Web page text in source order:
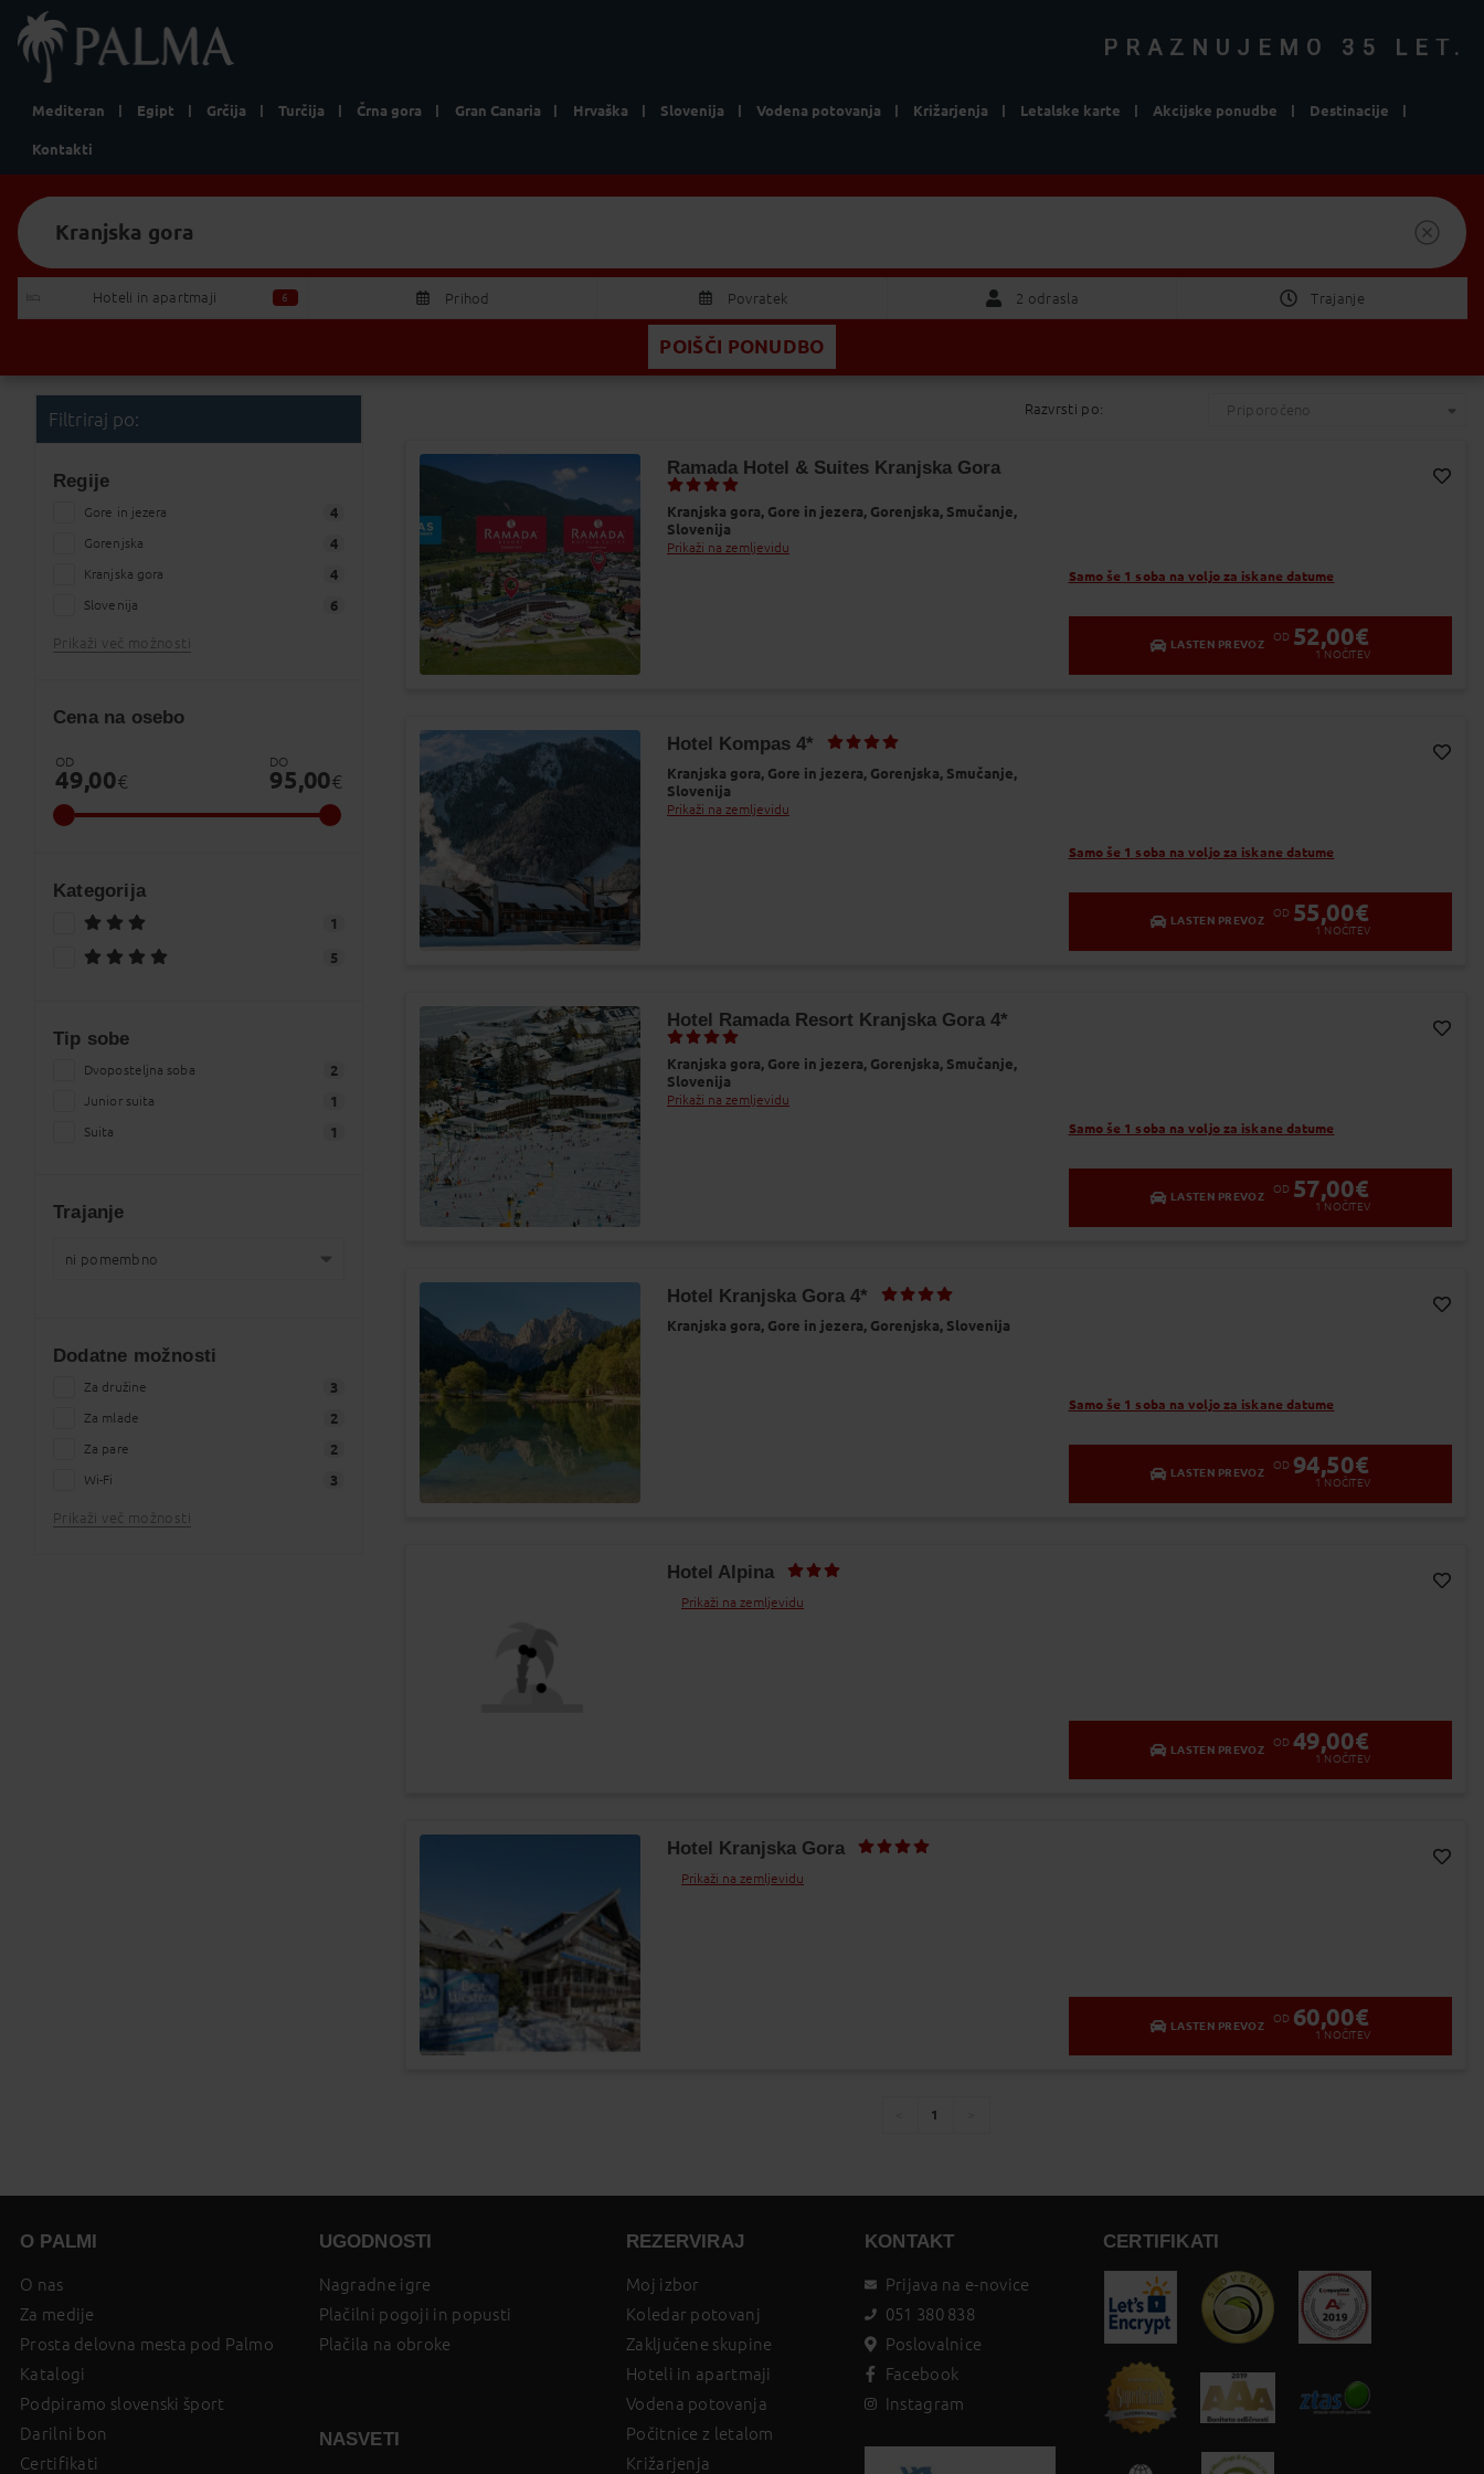
PRAZNUJEMO 35 LET.
Mediteran Egipt Grčija Turčija Črna gora Gran Canaria Hrvaška Slovenija Vodena potovanja Križarjenja Letalske karte Akcijske ponudbe Destinacije
Kontakti
Kranjska gora
Kranjska gora Hoteli in apartmaji Izberite Odhod/Povratek 2 Odrasla
Iščem:
Hoteli in apartmaji 6 Prihod Povratek
5 6
13
17 18 19 20 22
26 27
2 3
2 odrasla Trajanje
POIŠČI PONUDBO
Filtriraj po:
Regije
Gore in jezera 4
Gorenjska 4
Kranjska gora 4
Slovenija 6
Prikaži več možnosti
Cena na osebo
OD
49,00€
DO
95,00€
Kategorija
1
5
Tip sobe
Dvoposteljna soba 2
Junior suita 1
Suita 1
Trajanje
ni pomembno
1 teden
2 tedna
od 1 do 4 dni
od 5 do 8 dni
od 9 do 15 dni
Dodatne možnosti
Za družine 3
Za mlade 2
Za pare 2
Wi-Fi 3
Prikaži več možnosti
Razvrsti po: Priporočeno
Ramada Hotel & Suites Kranjska Gora
Kranjska gora, Gore in jezera, Gorenjska, Smučanje,
Slovenija
Prikaži na zemljevidu
Samo še 1 soba na voljo za iskane datume
LASTEN PREVOZ
OD 52,00€
1 NOČITEV
Hotel Kompas 4*
Kranjska gora, Gore in jezera, Gorenjska, Smučanje,
Slovenija
Prikaži na zemljevidu
Samo še 1 soba na voljo za iskane datume
LASTEN PREVOZ
OD 55,00€
1 NOČITEV
Hotel Ramada Resort Kranjska Gora 4*
Kranjska gora, Gore in jezera, Gorenjska, Smučanje,
Slovenija
Prikaži na zemljevidu
Samo še 1 soba na voljo za iskane datume
LASTEN PREVOZ
OD 57,00€
1 NOČITEV
Hotel Kranjska Gora 4*
Kranjska gora, Gore in jezera, Gorenjska, Slovenija
Samo še 1 soba na voljo za iskane datume
LASTEN PREVOZ
OD 94,50€
1 NOČITEV
Hotel Alpina
Prikaži na zemljevidu
LASTEN PREVOZ
OD 49,00€
1 NOČITEV
Hotel Kranjska Gora
Prikaži na zemljevidu
LASTEN PREVOZ
OD 60,00€
1 NOČITEV
You're
1
O PALMI
O nas
Za medije
Prosta delovna mesta pod Palmo
Katalogi
Podpiramo slovenski šport
Darilni bon
Certifikati
UGODNOSTI
Nagradne igre
Plačilni pogoji in popusti
Plačila na obroke
NASVETI
REZERVIRAJ
Moj izbor
Koledar potovanj
Zaključene skupine
Hoteli in apartmaji
Vodena potovanja
Počitnice z letalom
Križarjenja
KONTAKT
Prijava na e-novice
051 380 838
Poslovalnice
Facebook
Instagram
CERTIFIKATI